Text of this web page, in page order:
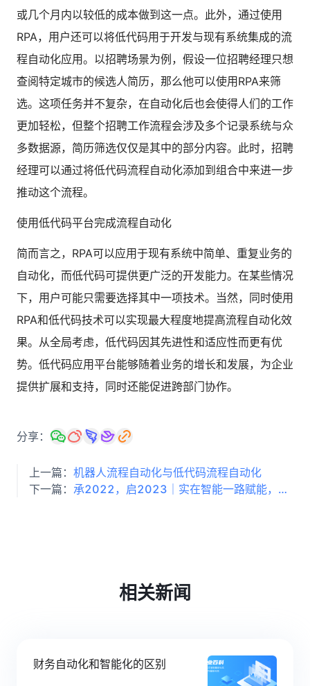
或几个月内以较低的成本做到这一点。此外，通过使用
RPA，用户还可以将低代码用于开发与现有系统集成的流
程自动化应用。以招聘场景为例，假设一位招聘经理只想
查阅特定城市的候选人简历，那么他可以使用RPA来筛
选。这项任务并不复杂，在自动化后也会使得人们的工作
更加轻松，但整个招聘工作流程会涉及多个记录系统与众
多数据源，简历筛选仅仅是其中的部分内容。此时，招聘
经理可以通过将低代码流程自动化添加到组合中来进一步
推动这个流程。
使用低代码平台完成流程自动化
简而言之，RPA可以应用于现有系统中简单、重复业务的
自动化，而低代码可提供更广泛的开发能力。在某些情况
下，用户可能只需要选择其中一项技术。当然，同时使用
RPA和低代码技术可以实现最大程度地提高流程自动化效
果。从全局考虑，低代码因其先进性和适应性而更有优
势。低代码应用平台能够随着业务的增长和发展，为企业
提供扩展和支持，同时还能促进跨部门协作。
分享：
上一篇： 机器人流程自动化与低代码流程自动化
下一篇：
承2022，启2023｜实在智能一路赋能，未来电商一路增长
相关新闻
财务自动化和智能化的区别